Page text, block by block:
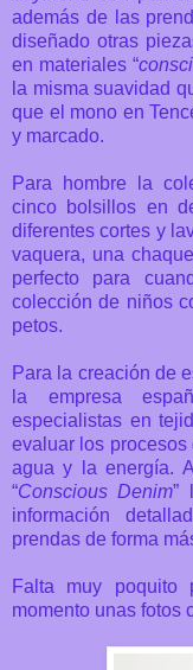
además de las
diseñado otras
en materiales “
la misma suavidad
que el mono en
y marcado.
Para hombre la
cinco bolsillos en
diferentes cortes y
vaquera, una
perfecto para
colección de niños
petos.
Para la creación de
la empresa
especialistas en
evaluar los
agua y la energía.
“Conscious Denim”
información
prendas de forma
Falta muy poquito
momento unas fotos